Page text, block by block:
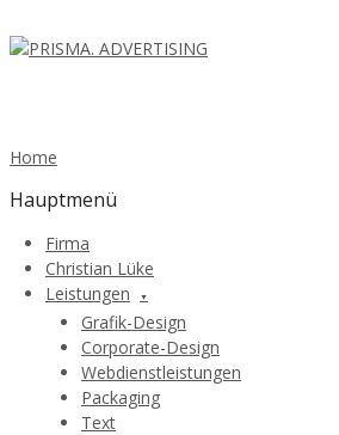
Home
Hauptmenü
Firma
Christian Lüke
Leistungen
Grafik-Design
Corporate-Design
Webdienstleistungen
Packaging
Text